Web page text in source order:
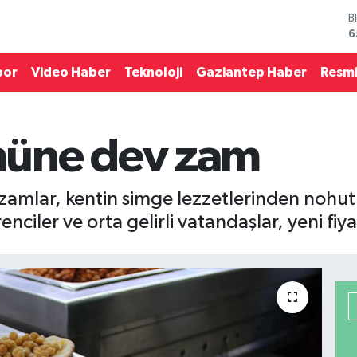
Video Haber Teknoloji Gaziantep Haber
dev zam
kentin simge lezzetlerinden
ve orta gelirli vatandaşlar, yeni